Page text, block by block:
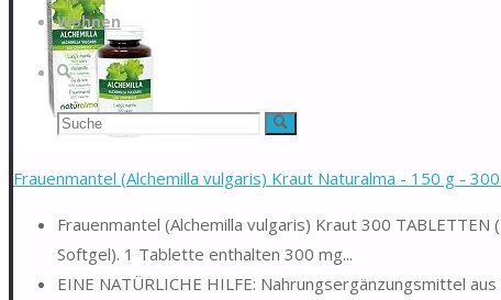
Wohnen
Suche
Suchen
nach:
Suche
Frauenmantel (Alchemilla vulgaris) Kraut Naturalma - 150 g -
Frauenmantel (Alchemilla vulgaris) Kraut 300
Softgel). 1 Tablette enthalten 300 mg...
EINE NATÜRLICHE HILFE: Nahrungsergänzungsmittel